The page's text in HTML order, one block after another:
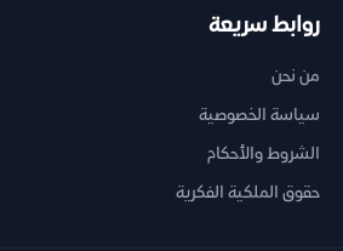
روابط سريعة
من نحن
سياسة الخصوصية
الشروط والأحكام
حقوق الملكية الفكرية